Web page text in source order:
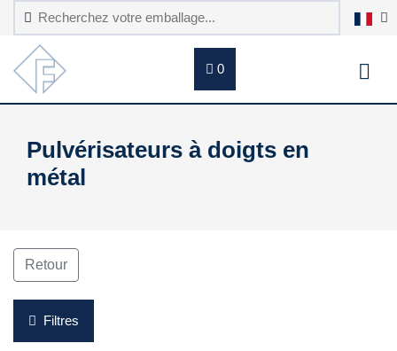
0
Pulvérisateurs à doigts en
métal
Retour
Filtres